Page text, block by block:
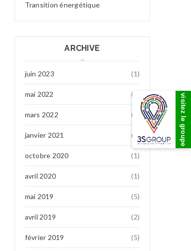
Transition énergétique
ARCHIVE
juin 2023 (1)
mai 2022 (7)
mars 2022 (1)
janvier 2021 (1)
octobre 2020 (1)
avril 2020 (1)
mai 2019 (5)
avril 2019 (2)
février 2019 (5)
visitez le groupe